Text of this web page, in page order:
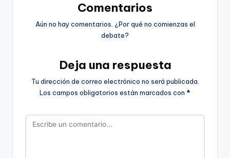
Comentarios
Aún no hay comentarios. ¿Por qué no comienzas el
debate?
Deja una respuesta
Tu dirección de correo electrónico no será publicada.
Los campos obligatorios están marcados con *